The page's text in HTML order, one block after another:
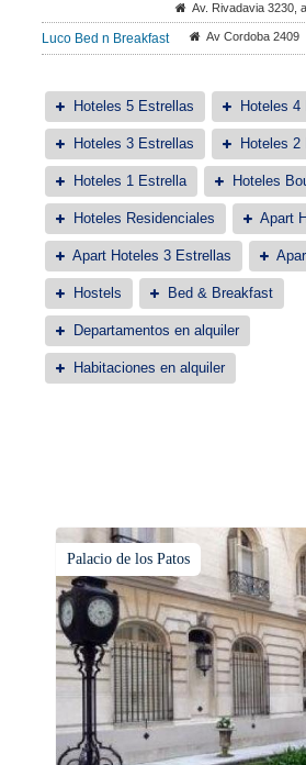
Av. Rivadavia 3230,
Luco Bed n Breakfast Av Cordoba 2409
Hoteles 5 Estrellas Hoteles 4
Hoteles 3 Estrellas Hoteles 2
Hoteles 1 Estrella Hoteles
Hoteles Residenciales Apart
Apart Hoteles 3 Estrellas
Hostels Bed & Breakfast
Departamentos en alquiler
Habitaciones en alquiler
Palacio de los Patos